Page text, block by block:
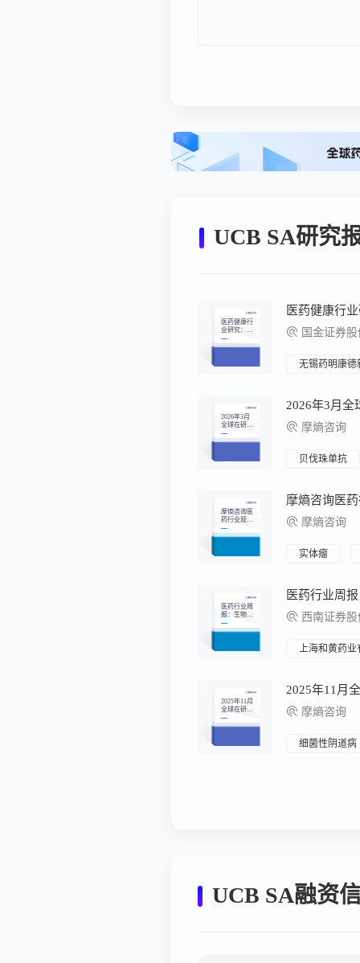
UCB SA研究
医药健康行
业研究：创
新药产业链
回购增持密
国金证券
无锡药明康德
2026年3月
全球在研新
药月报
2026年3月全
摩熵咨询
贝伐珠单抗
摩熵咨询医
药行业观察
周报（2026.
03.09-2026.0
摩熵咨询
实体瘤
医药行业周
报：生物医
药首次被列
为新兴支柱
西南证券
上海和黄药业
2025年11月
全球在研新
药月报
2025年11月
摩熵咨询
细菌性阴道病
UCB SA融资